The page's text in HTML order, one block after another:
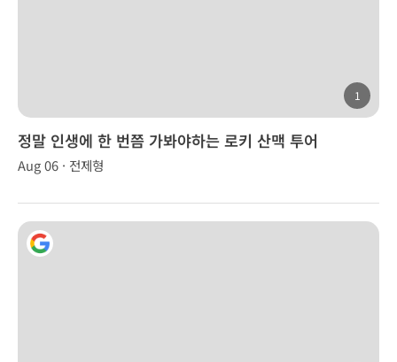
1
정말 인생에 한 번쯤 가봐야하는 로키 산맥 투어
Aug 06 · 전제형